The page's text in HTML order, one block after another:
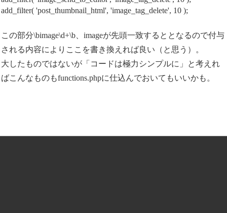
add_filter( 'post_thumbnail_html', 'image_tag_delete', 10 );
この部分\bimage\d+\b、imageが先頭一致するととなるので付与
される内容によりここを書き換えれば良い（と思う）。
大したものではないが「コードは極力シンプルに」と考えれ
ばこんなものもfunctions.phpに仕込んでおいてもいいかも。